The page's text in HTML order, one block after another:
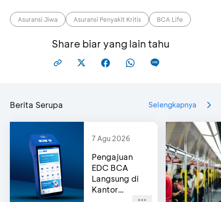
Asuransi Jiwa Asuransi Penyakit Kritis BCA Life
Share biar yang lain tahu
Berita Serupa Selengkapnya
7 Agu 2026
Pengajuan
EDC BCA
Langsung di
Kantor